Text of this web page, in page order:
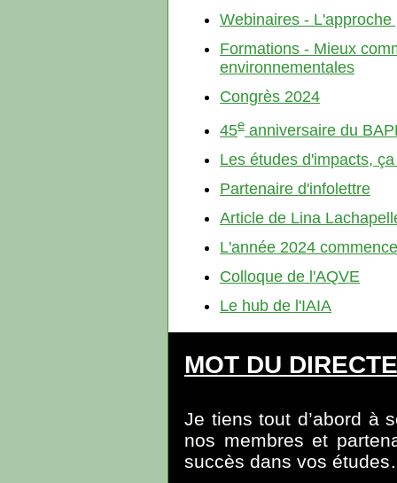
Webinaires - L'approche
Formations - Mieux
environnementales
Congrès 2024
45e anniversaire du
Les études d'impacts,
Partenaire d'infolettre
Article de Lina
L'année 2024
Colloque de l'AQVE
Le hub de l'IAIA
MOT DU
Je tiens tout d’abord à
nos membres et
succès dans vos